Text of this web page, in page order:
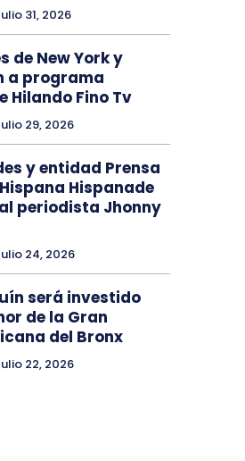
31, 2026
de New York y
a programa
Hilando Fino Tv
29, 2026
y entidad Prensa
Hispanade
periodista Jhonny
24, 2026
será investido
de la Gran
del Bronx
22, 2026